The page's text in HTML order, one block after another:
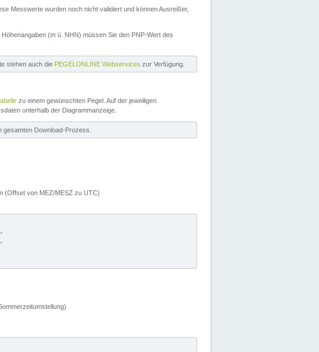
Messwerte wurden noch nicht validiert und können Ausreißer,
Höhenangaben (m ü. NHN) müssen Sie den PNP-Wert des
stehen auch die PEGELONLINE Webservices zur Verfügung.
zu einem gewünschten Pegel. Auf der jeweiligen
unterhalb der Diagrammanzeige.
gesamten Download-Prozess.
(Offset von MEZ/MESZ zu UTC)